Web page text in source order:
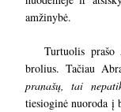
amžinybė.
Turtuolis
brolius. Tačiau
pranašų, tai
tiesioginė nuoroda į